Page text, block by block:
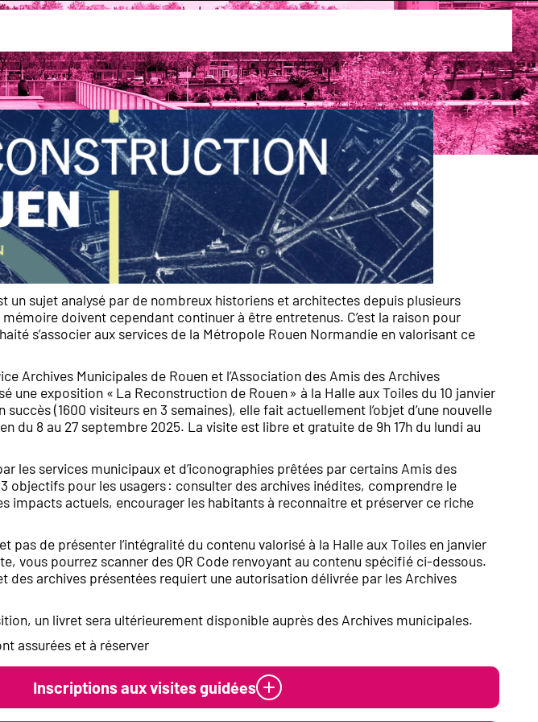
un sujet analysé par de nombreux historiens et architectes depuis plusieurs
doivent cependant continuer à être entretenus. C’est la raison pour
s’associer aux services de la Métropole Rouen Normandie en valorisant ce
Archives Municipales de Rouen et l’Association des Amis des Archives
une exposition « La Reconstruction de Rouen » à la Halle aux Toiles du 10 janvier
(1600 visiteurs en 3 semaines), elle fait actuellement l’objet d’une nouvelle
du 8 au 27 septembre 2025. La visite est libre et gratuite de 9h 17h du lundi au
les services municipaux et d’iconographies prêtées par certains Amis des
objectifs pour les usagers : consulter des archives inédites, comprendre le
impacts actuels, encourager les habitants à reconnaitre et préserver ce riche
pas de présenter l’intégralité du contenu valorisé à la Halle aux Toiles en janvier
vous pourrez scanner des QR Code renvoyant au contenu spécifié ci-dessous.
des archives présentées requiert une autorisation délivrée par les Archives
un livret sera ultérieurement disponible auprès des Archives municipales.
assurées et à réserver
Inscriptions aux visites guidées